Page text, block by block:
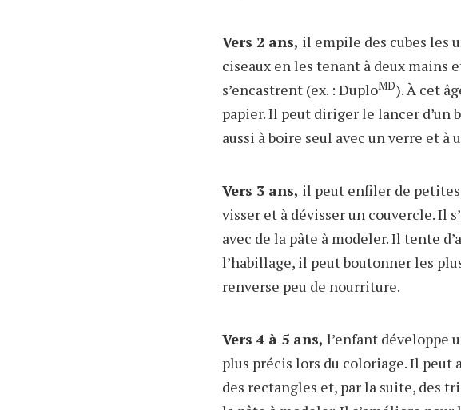
Vers 2 ans, il empile des cubes les
ciseaux en les tenant à deux mains
s’encastrent (ex. : DuploMD). À cet
papier. Il peut diriger le lancer d’un
aussi à boire seul avec un verre et
Vers 3 ans, il peut enfiler de
visser et à dévisser un couvercle. Il
avec de la pâte à modeler. Il tente
l’habillage, il peut boutonner les
renverse peu de nourriture.
Vers 4 à 5 ans, l’enfant développe
plus précis lors du coloriage. Il peut
des rectangles et, par la suite, des